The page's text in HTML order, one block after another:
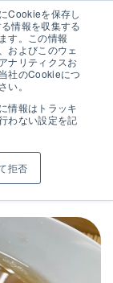
Cookieを保存し
情報を収集する
す。この情報
およびこのウェ
ナリティクスお
社のCookieにつ
。
情報はトラッキ
わない設定を記
拒否
歴史